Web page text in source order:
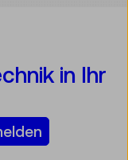
in Ihr